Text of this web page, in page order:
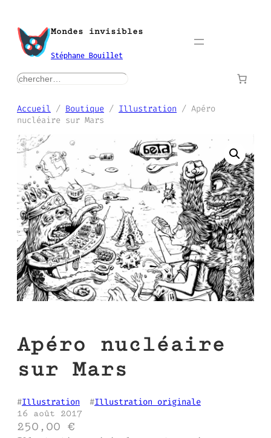
contenu
Mondes invisibles
Stéphane Bouillet
rechercher
Accueil / Boutique / Illustration / Apéro
nucléaire sur Mars
Apéro nucléaire
sur Mars
#Illustration
  #
Illustration originale
16 août 2017
250,00 €